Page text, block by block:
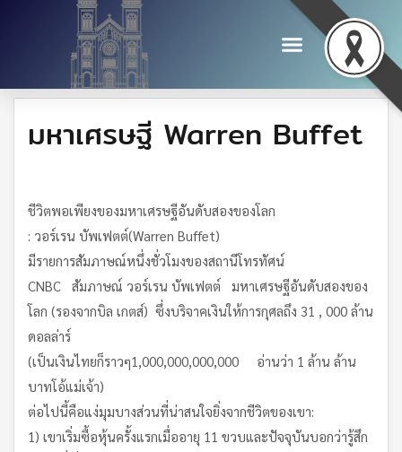
มหาเศรษฐี Warren Buffet
ชีวิตพอเพียงของมหาเศรษฐีอันดับสองของโลก
: วอร์เรน บัพเฟตต์(Warren Buffet)
มีรายการสัมภาษณ์หนึ่งชั่วโมงของสถานีโทรทัศน์
CNBC สัมภาษณ์ วอร์เรน บัพเฟตต์ มหาเศรษฐีอันดับสองของ
โลก (รองจากบิล เกตส์) ซึ่งบริจาคเงินให้การกุศลถึง 31 , 000 ล้าน
ดอลล่าร์
(เป็นเงินไทยก็ราวๆ1,000,000,000,000 อ่านว่า 1 ล้าน ล้าน
บาทโอ้แม่เจ้า)
ต่อไปนี้คือแง่มุมบางส่วนที่น่าสนใจยิ่งจากชีวิตของเขา:
1) เขาเริ่มซื้อหุ้นครั้งแรกเมื่ออายุ 11 ขวบและปัจจุบันบอกว่ารู้สึก